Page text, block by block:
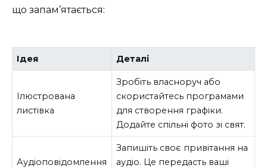
що запам’ятається:
Ідея Деталі
Ілюстрована
листівка
Зробіть власноруч або
скористайтесь програмами
для створення графіки.
Додайте спільні фото зі свят.
Аудіоповідомлення
Запишіть своє привітання на
аудіо. Це передасть ваші